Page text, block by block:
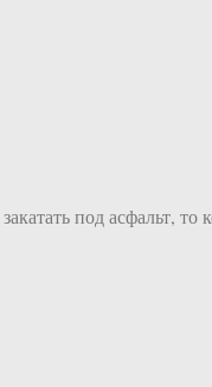
под асфальт, то